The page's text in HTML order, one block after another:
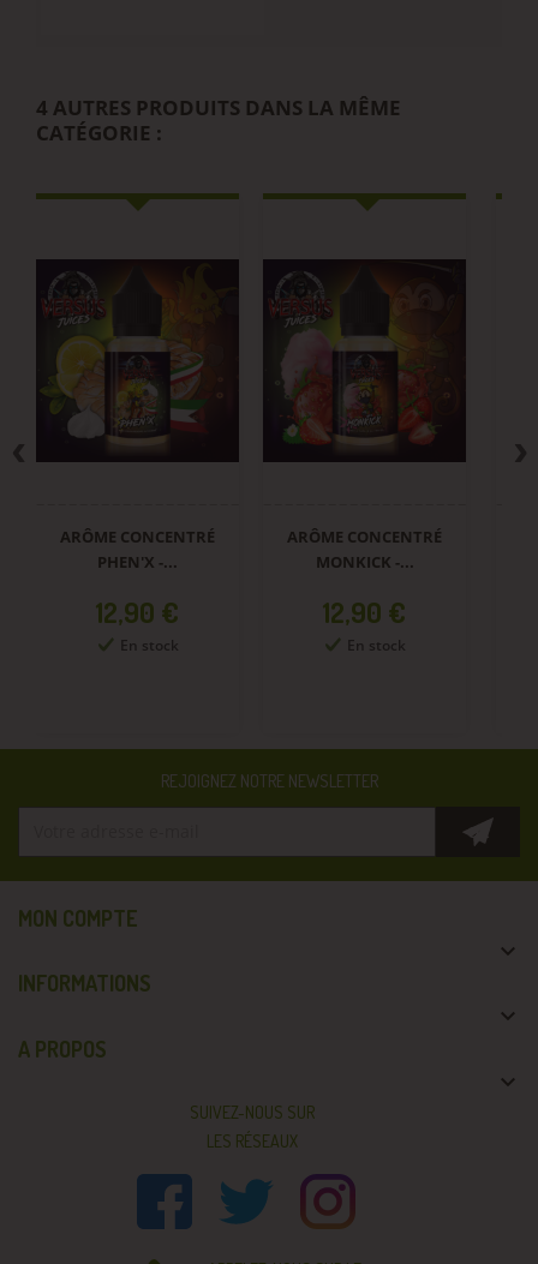
4 AUTRES PRODUITS DANS LA MÊME
CATÉGORIE :
ARÔME CONCENTRÉ
PHEN'X -...
Prix
12,90 €
En stock
ARÔME CONCENTRÉ
MONKICK -...
Prix
12,90 €
En stock
REJOIGNEZ NOTRE NEWSLETTER
MON COMPTE

INFORMATIONS

A PROPOS

SUIVEZ-NOUS SUR
LES RÉSEAUX